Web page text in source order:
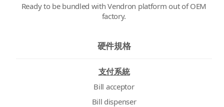
Ready to be bundled with Vendron platform out of OEM
factory.
硬件規格
支付系統
Bill acceptor
Bill dispenser